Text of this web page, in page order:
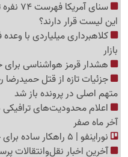
سنای
این لیست قرار دارند؟
کلاهبرداری میلیاردی با
بازار
هشدار قرمز هواشناسی برای
جزئیات تازه از قتل
متهم اصلی در پرونده باز شد
اعلام محدودیت‌های
آخر ماه صفر
نوراینفو | 5 راهکار ساده برای خواب بهتر در تابستان